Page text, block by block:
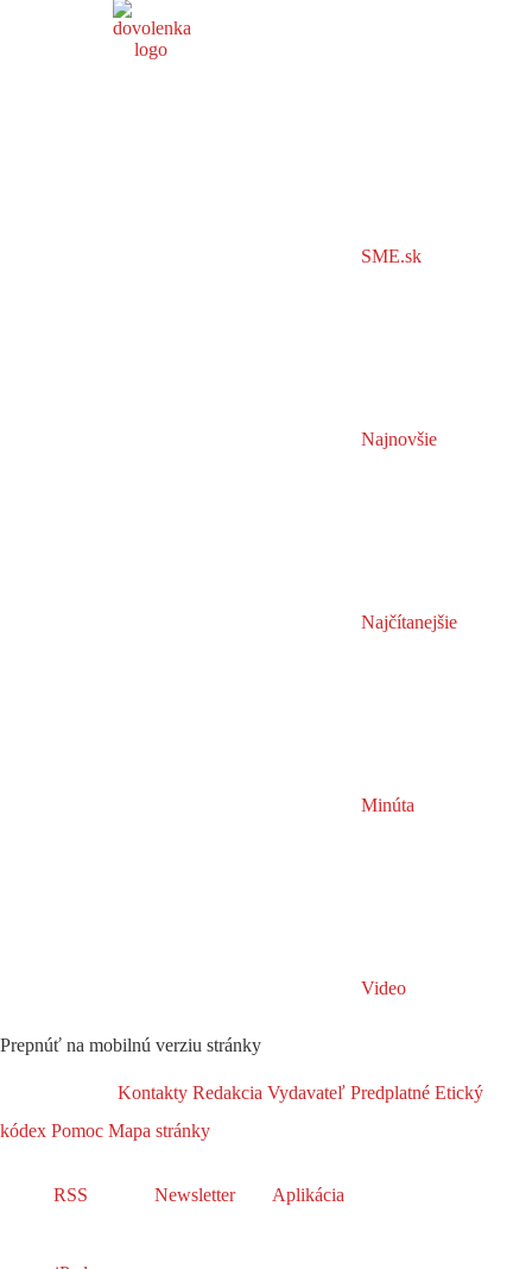
SME.sk
Najnovšie
Najčítanejšie
Minúta
Video
Prepnúť na mobilnú verziu stránky
Kontakty Redakcia Vydavateľ Predplatné Etický
kódex Pomoc Mapa stránky
RSS Newsletter Aplikácia